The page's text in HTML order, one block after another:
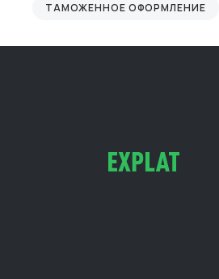
ТАМОЖЕННОЕ ОФОРМЛЕНИЕ